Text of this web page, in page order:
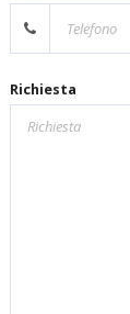
Richiesta